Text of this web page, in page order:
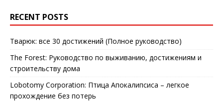
RECENT POSTS
Тварюк: все 30 достижений (Полное руководство)
The Forest: Руководство по выживанию, достижениям и
строительству дома
Lobotomy Corporation: Птица Апокалипсиса – легкое
прохождение без потерь